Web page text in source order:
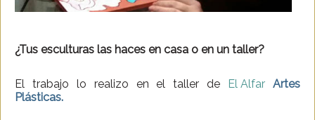
¿Tus esculturas las haces en casa o en un taller?
El trabajo lo realizo en el taller de El Alfar Artes
Plásticas.